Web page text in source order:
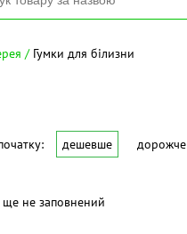
Гумки для білизни
дешевше дорожче
ще не заповнений